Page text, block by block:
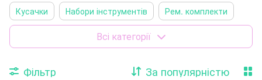
Кусачки
Набори інструментів
Рем. комплекти
Шестигранники Цепемойки
Всі категорії
Фільтр За популярністю